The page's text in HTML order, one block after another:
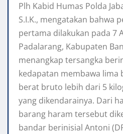
Plh Kabid Humas Polda
S.I.K., mengatakan bahwa
pertama dilakukan pada 7
Padalarang, Kabupaten
menangkap tersangka
kedapatan membawa lima
berat bruto lebih dari 5
yang dikendarainya. Dari
barang haram tersebut
bandar berinisial Antoni